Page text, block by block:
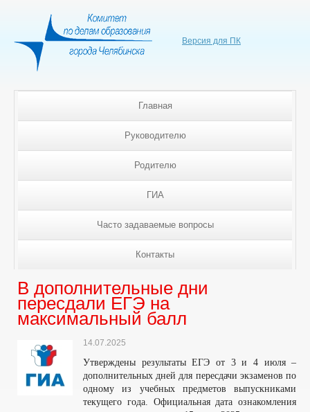
Версия для ПК
Главная
Руководителю
Родителю
ГИА
Часто задаваемые вопросы
Контакты
В дополнительные дни
пересдали ЕГЭ на
максимальный балл
14.07.2025
Утверждены результаты ЕГЭ от 3 и 4 июля –
дополнительных дней для пересдачи экзаменов по
одному из учебных предметов выпускниками
текущего года. Официальная дата ознакомления